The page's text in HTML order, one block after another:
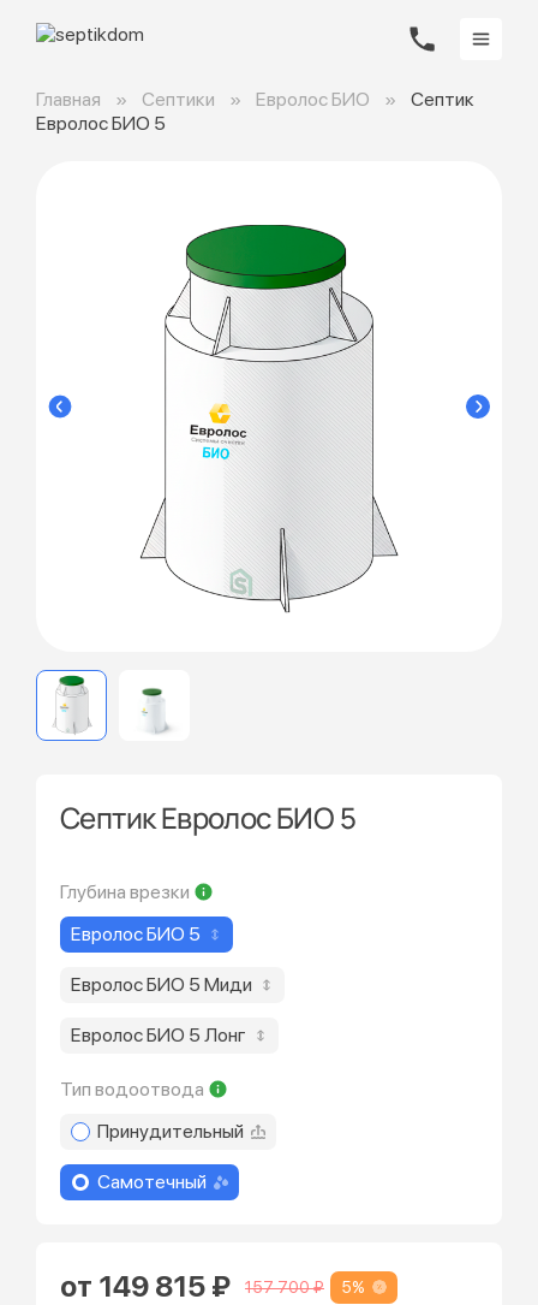
Главная Септики Евролос БИО
Септик
Евролос БИО 5
Септик Евролос БИО 5
Глубина врезки
Евролос БИО 5
Евролос БИО 5 Миди
Евролос БИО 5 Лонг
Тип водоотвода
Принудительный
Самотечный
от 149 815 ₽ 157 700 ₽ 5%